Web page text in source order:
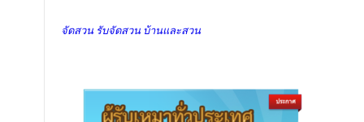
จัดสวน รับจัดสวน บ้านและสวน